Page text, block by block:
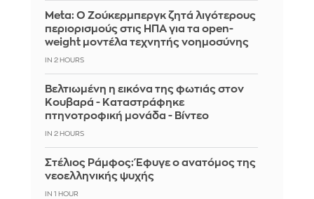
Meta: Ο Ζούκερμπεργκ ζητά λιγότερους
περιορισμούς στις ΗΠΑ για τα open-
weight μοντέλα τεχνητής νοημοσύνης
IN 2 HOURS
Βελτιωμένη η εικόνα της φωτιάς στον
Κουβαρά - Καταστράφηκε
πτηνοτροφική μονάδα - Βίντεο
IN 2 HOURS
Στέλιος Ράμφος: Έφυγε ο ανατόμος της
νεοελληνικής ψυχής
IN 1 HOUR